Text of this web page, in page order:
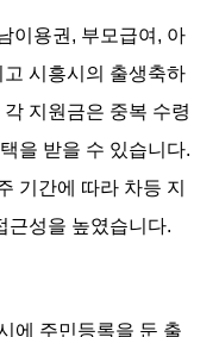
이용권, 부모급여, 아
시흥시의 출생축하
지원금은 중복 수령
을 받을 수 있습니다.
기간에 따라 차등 지
근성을 높였습니다.
에 주민등록을 둔 출